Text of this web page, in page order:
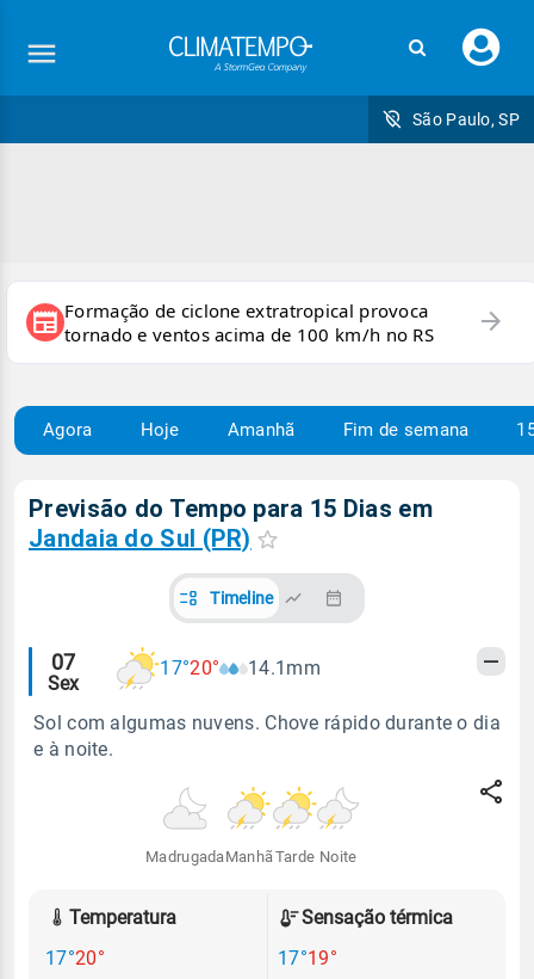
seu
São Paulo, SP
newspaper Formação de ciclone extratropical provoca
tornado e ventos acima de 100 km/h no RS
arrow_forward
Agora Hoje Amanhã Fim de semana
Previsão do Tempo para 15 Dias em
Jandaia do Sul (PR)
Timeline
Alertas
meteorológicos
07
Sex
17°20° 14.1mm
Sol com algumas nuvens. Chove rápido durante o dia
e à noite.
Madrugada Manhã Tarde Noite
Temperatura
17°20°
Sensação térmica
17°19°